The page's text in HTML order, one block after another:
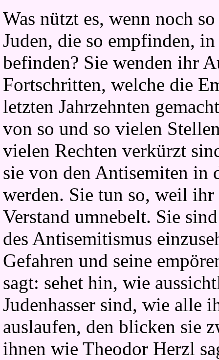
Was nützt es, wenn noch
Juden, die so empfinden,
befinden? Sie wenden ihr
Fortschritten, welche die
letzten Jahrzehnten
von so und so vielen
vielen Rechten verkürzt
sie von den Antisemiten in
werden. Sie tun so, weil
Verstand umnebelt. Sie
des Antisemitismus
Gefahren und seine
sagt: sehet hin, wie
Judenhasser sind, wie alle
auslaufen, den blicken sie
ihnen wie Theodor Herzl